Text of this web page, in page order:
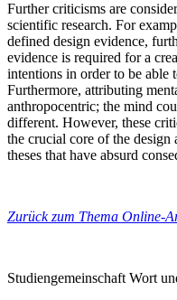
Further criticisms are
scientific research. For
defined design evidence,
evidence is required for a
intentions in order to be able
Furthermore, attributing
anthropocentric; the mind
different. However, these
the crucial core of the
theses that have absurd
Zurück zum Thema Online-
Studiengemeinschaft Wort